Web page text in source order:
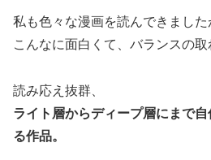
私も色々な漫画を読んできました
こんなに面白くて、バランスの取
読み応え抜群、
ライト層からディープ層にまで
る作品。